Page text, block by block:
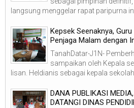
langsung menggelar rapat paripurna
Kepsek Seenaknya,
Penjaga Malam dengan
TanahDatar-J1N-
sampaikan oleh Kepala
lisan. Heldianis sebagai kepala sekolah
DANA PUBLIKASI
DATANGI DINAS